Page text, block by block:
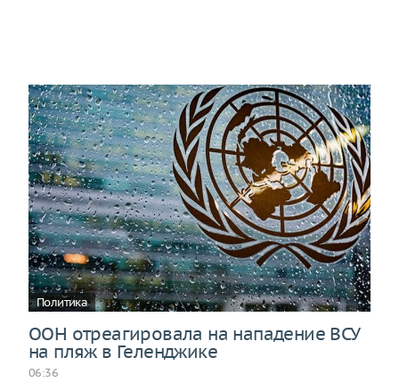
Политика
ООН отреагировала на нападение ВСУ
на пляж в Геленджике
06:36